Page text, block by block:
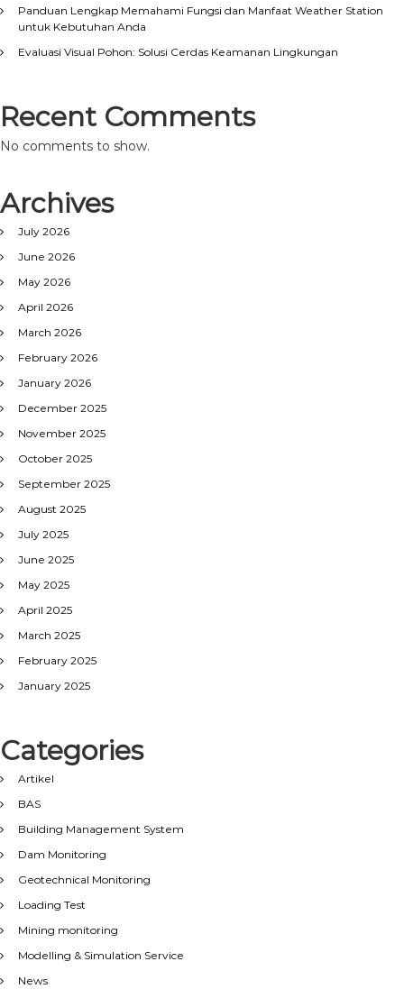
Panduan Lengkap Memahami Fungsi dan Manfaat Weather Station
untuk Kebutuhan Anda
Evaluasi Visual Pohon: Solusi Cerdas Keamanan Lingkungan
Recent Comments
No comments to show.
Archives
July 2026
June 2026
May 2026
April 2026
March 2026
February 2026
January 2026
December 2025
November 2025
October 2025
September 2025
August 2025
July 2025
June 2025
May 2025
April 2025
March 2025
February 2025
January 2025
Categories
Artikel
BAS
Building Management System
Dam Monitoring
Geotechnical Monitoring
Loading Test
Mining monitoring
Modelling & Simulation Service
News